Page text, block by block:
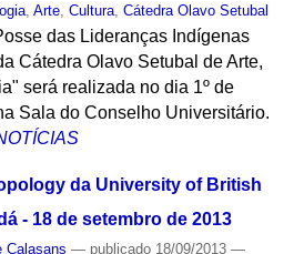
, Arte, Cultura, Cátedra Olavo Setubal
das Lideranças Indígenas
Cátedra Olavo Setubal de Arte,
será realizada no dia 1º de
Sala do Conselho Universitário.
da University of British
- 18 de setembro de 2013
Calasans — publicado18/09/2013 —